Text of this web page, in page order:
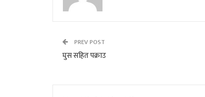
PREV POST
घुस सहित पक्राउ